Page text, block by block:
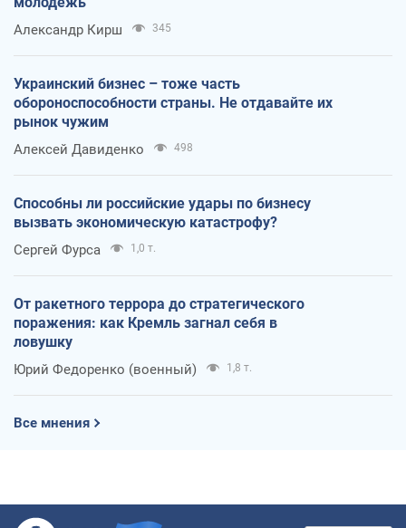
Александр Кирш 345
Украинский бизнес – тоже часть
обороноспособности страны. Не отдавайте их
рынок чужим
Алексей Давиденко 498
Способны ли российские удары по бизнесу
вызвать экономическую катастрофу?
Сергей Фурса 1,0 т.
От ракетного террора до стратегического
поражения: как Кремль загнал себя в
ловушку
Юрий Федоренко (военный) 1,8 т.
Все мнения